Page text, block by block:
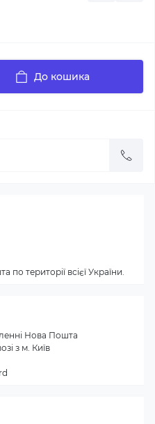
До кошика
території всієї України.
Нова Пошта
з м. Київ